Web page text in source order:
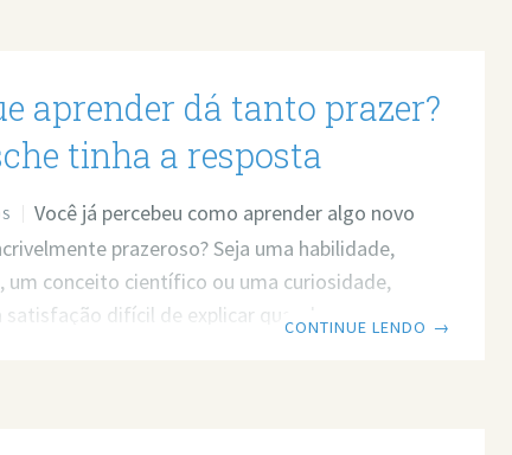
aprender dá tanto prazer?
tinha a resposta
Você já percebeu como aprender algo novo
prazeroso? Seja uma habilidade,
um conceito científico ou uma curiosidade,
difícil de explicar quandoCONTINUE LENDO →